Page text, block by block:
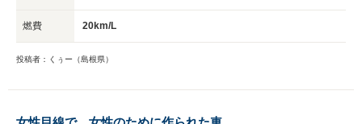
燃費 20km/L
投稿者：くぅー（島根県）